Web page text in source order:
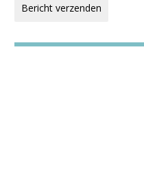
Bericht verzenden